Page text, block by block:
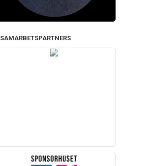
SAMARBETSPARTNERS